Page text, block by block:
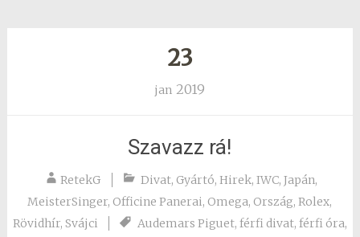
23
jan 2019
Szavazz rá!
RetekG Divat, Gyártó, Hirek, IWC, Japán,
MeisterSinger, Officine Panerai, Omega, Ország,Rolex,
Rövidhír, Svájci Audemars Piguet, férfi divat, férfi óra,